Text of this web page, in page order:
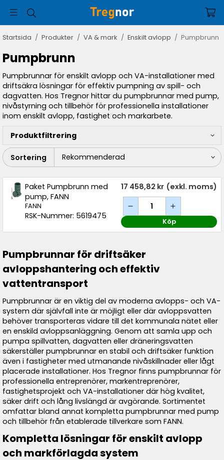
Startsida / Produkter / VA & mark / Enskilt avlopp / Pumpbrunn
Pumpbrunn
Pumpbrunnar för enskilt avlopp och VA-installationer med
driftsäkra lösningar för effektiv pumpning av spill- och
dagvatten. Hos Tregnor hittar du pumpbrunnar med pump,
nivåstyrning och tillbehör för professionella installationer
inom enskilt avlopp, fastighet och markarbete.
Produktfiltrering
Sortering
Paket Pumpbrunn med
pump, FANN
FANN
RSK-Nummer: 5619475
17 458,82 kr (exkl. moms)
Köp
Pumpbrunnar för driftsäker
avloppshantering och effektiv
vattentransport
Pumpbrunnar är en viktig del av moderna avlopps- och VA-
system där självfall inte är möjligt eller där avloppsvatten
behöver transporteras vidare till det kommunala nätet eller
en enskild avloppsanläggning. Genom att samla upp och
pumpa spillvatten, dagvatten eller dräneringsvatten
säkerställer pumpbrunnar en stabil och driftsäker funktion
även i fastigheter med utmanande nivåskillnader eller lågt
placerade installationer. Hos Tregnor finns pumpbrunnar för
professionella entreprenörer, markentreprenörer,
fastighetsprojekt och VA-installationer där hög kvalitet,
säker drift och lång livslängd är avgörande. Sortimentet
omfattar bland annat kompletta pumpbrunnar med pump
och tillbehör från etablerade tillverkare som FANN.
Kompletta lösningar för enskilt avlopp
och markförlagda system